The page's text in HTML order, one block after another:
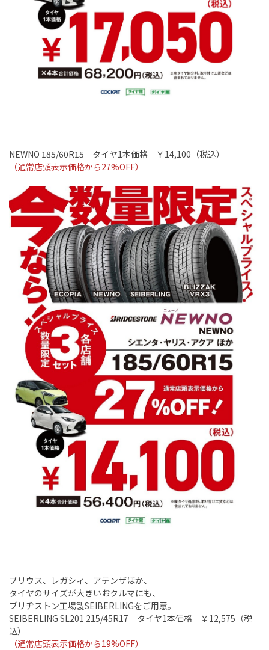
NEWNO 185/60R15 タイヤ1本価格 ￥14,100 （税込）
（通常店頭表示価格から27%OFF）
プリウス、レガシィ、アテンザほか、
タイヤのサイズが大きいおクルマにも、
ブリヂストン工場製SEIBERLINGをご用意。
SEIBERLING SL201 215/45R17 タイヤ1本価格 ￥12,575（税
込）
（通常店頭表示価格から19%OFF）